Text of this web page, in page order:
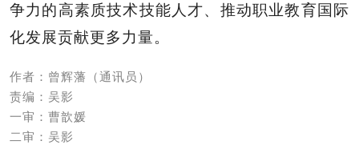
争力的高素质技术技能人才、推动职业教育国际
化发展贡献更多力量。
作者：曾辉藩（通讯员）
责编：吴影
一审：曹歆媛
二审：吴影